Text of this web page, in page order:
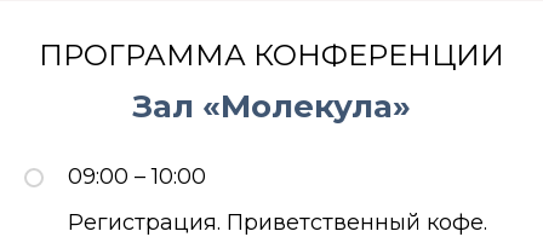
ПРОГРАММА КОНФЕРЕНЦИИ
Зал «Молекула»
09:00 – 10:00
Регистрация. Приветственный кофе.